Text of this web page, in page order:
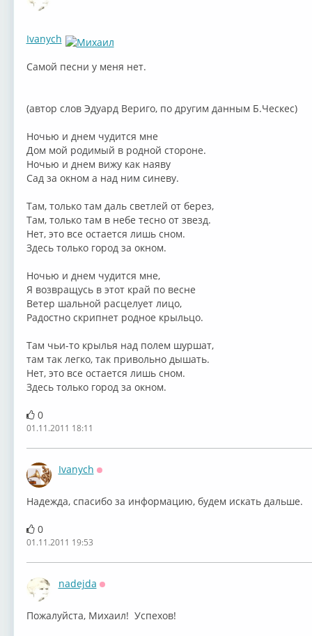
Ivanych
Самой песни у меня нет.
(автор слов Эдуард Вериго, по другим данным Б.Ческес)
Ночью и днем чудится мне
Дом мой родимый в родной стороне.
Ночью и днем вижу как наяву
Сад за окном а над ним синеву.
Там, только там даль светлей от берез,
Там, только там в небе тесно от звезд.
Нет, это все остается лишь сном.
Здесь только город за окном.
Ночью и днем чудится мне,
Я возвращусь в этот край по весне
Ветер шальной расцелует лицо,
Радостно скрипнет родное крыльцо.
Там чьи-то крылья над полем шуршат,
там так легко, так привольно дышать.
Нет, это все остается лишь сном.
Здесь только город за окном.
0
01.11.2011 18:11
Ivanych
Надежда, спасибо за информацию, будем искать дальше.
0
01.11.2011 19:53
nadejda
Пожалуйста, Михаил! Успехов!